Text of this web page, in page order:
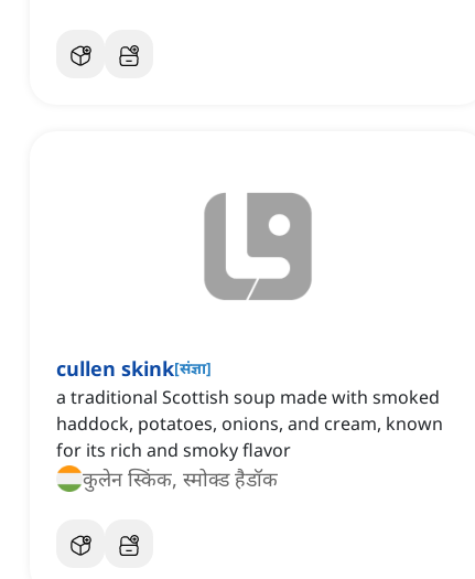
cullen skink[संज्ञा]
a traditional Scottish soup made with smoked
haddock, potatoes, onions, and cream, known
for its rich and smoky flavor
कुलेन स्किंक, स्मोक्ड हैडॉक